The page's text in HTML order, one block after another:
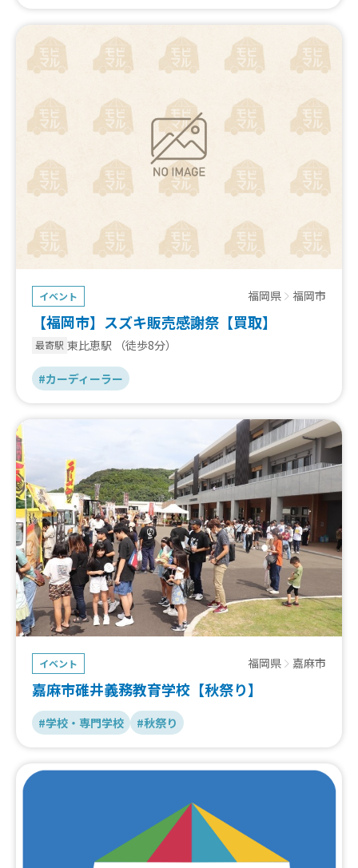
イベント 福岡県 福岡市
【福岡市】スズキ販売感謝祭【買取】
最寄駅 東比恵駅 （徒歩8分）
#カーディーラー
イベント 福岡県 嘉麻市
嘉麻市碓井義務教育学校【秋祭り】
#学校・専門学校 #秋祭り